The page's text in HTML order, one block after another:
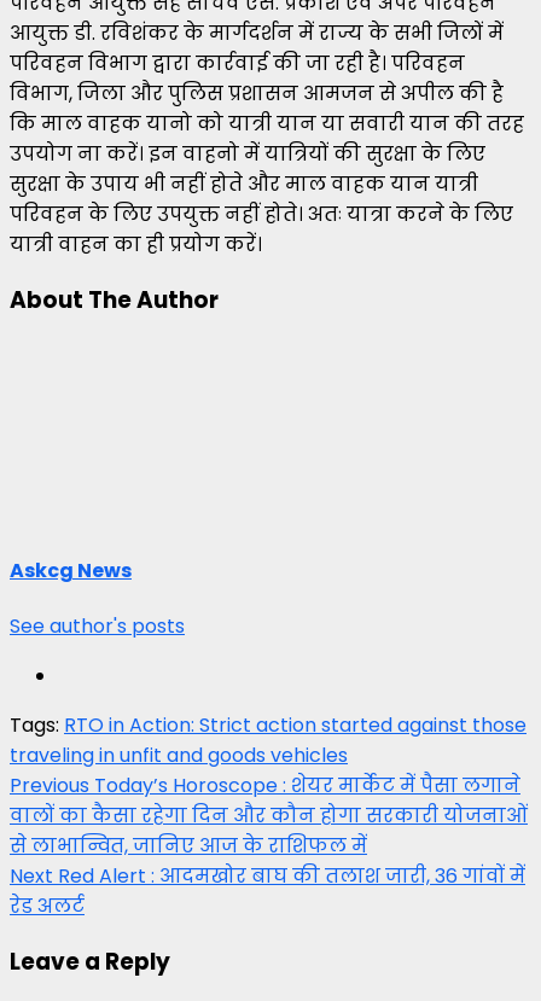
आयुक्त डी. रविशंकर के मार्गदर्शन में राज्य के सभी जिलों में
परिवहन विभाग द्वारा कार्रवाई की जा रही है। परिवहन
विभाग, जिला और पुलिस प्रशासन आमजन से अपील की है
कि माल वाहक यानो को यात्री यान या सवारी यान की तरह
उपयोग ना करें। इन वाहनो में यात्रियों की सुरक्षा के लिए
सुरक्षा के उपाय भी नहीं होते और माल वाहक यान यात्री
परिवहन के लिए उपयुक्त नहीं होते। अतः यात्रा करने के लिए
यात्री वाहन का ही प्रयोग करें।
About The Author
Askcg News
See author's posts
Tags: RTO in Action: Strict action started against those
traveling in unfit and goods vehicles
Post
navigation
Previous Today’s Horoscope : शेयर मार्केट में पैसा लगाने
वालों का कैसा रहेगा दिन और कौन होगा सरकारी योजनाओं
से लाभान्वित, जानिए आज के राशिफल में
Next Red Alert : आदमखोर बाघ की तलाश जारी, 36 गांवों में
रेड अलर्ट
Leave a Reply